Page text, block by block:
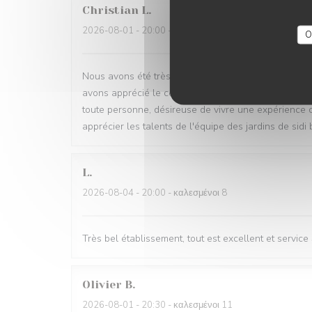
Christian L
2026-08-01 - 20:00 - καλεσμένοι 2
Nous avons été très satisfait de l'accueil, de la
avons apprécié le couscous royal ainsi que le tajin
toute personne, désireuse de vivre une
apprécier les talents de l'équipe des jardins de sidi
L
2026-08-04 - 20:00 - καλεσμένοι 8
Très bel établissement, tout est excellent et service
Olivier B
2026-08-01 - 20:30 - καλεσμένοι 11